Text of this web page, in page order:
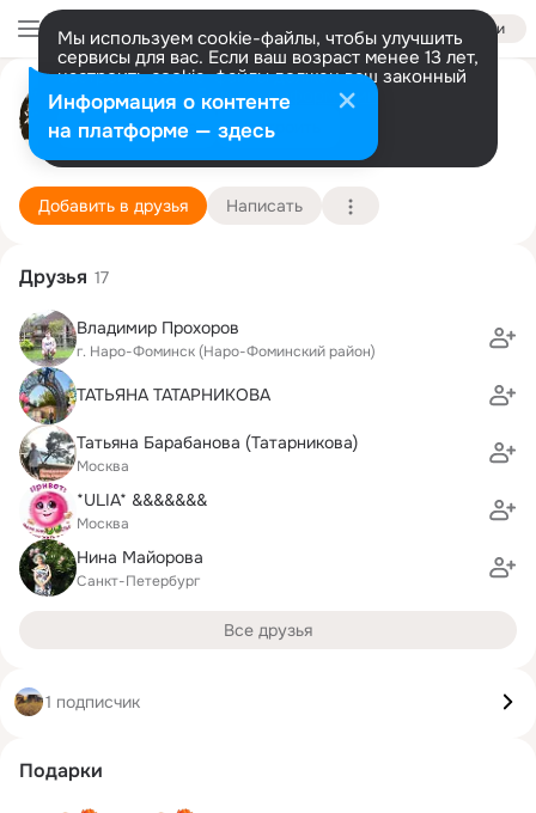
Войти
Мы используем cookie-файлы, чтобы улучшить
сервисы для вас. Если ваш возраст менее 13 лет,
настроить cookie-файлы должен ваш законный
представитель. Больше информации
Разрешить все Настроить
Светлана Говоркова (Гущина)
Москва 21 июня (61 год)
Подробнее
Добавить в друзья Написать
Друзья 17
Владимир Прохоров
г. Наро-Фоминск (Наро-Фоминский район)
ТАТЬЯНА ТАТАРНИКОВА
Татьяна Барабанова (Татарникова)
Москва
*ULIA* &&&&&&&
Москва
Нина Майорова
Санкт-Петербург
Все друзья
1 подписчик
Подарки
Информация о контенте
на платформе — здесь